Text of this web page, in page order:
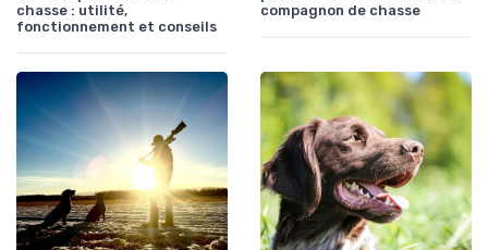
chasse : utilité,
fonctionnement et conseils
compagnon de chasse